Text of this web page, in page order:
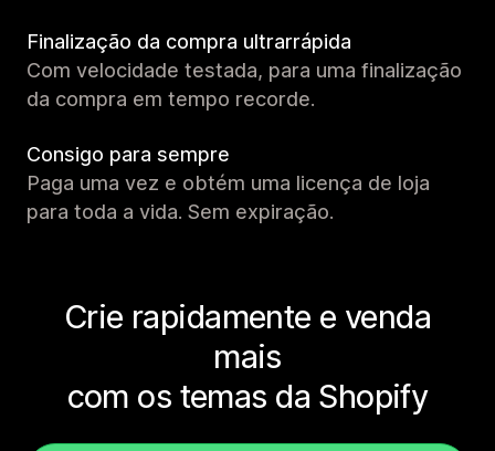
Finalização da compra ultrarrápida
Com velocidade testada, para uma finalização
da compra em tempo recorde.
Consigo para sempre
Paga uma vez e obtém uma licença de loja
para toda a vida. Sem expiração.
Crie rapidamente e venda
mais
com os temas da Shopify